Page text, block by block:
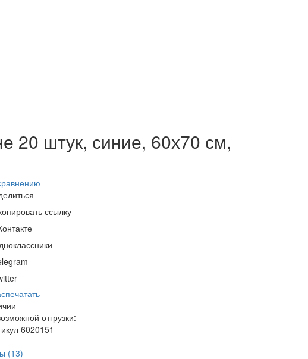
20 штук, синие, 60х70 см,
ссылку
отгрузки:
6020151
(13)